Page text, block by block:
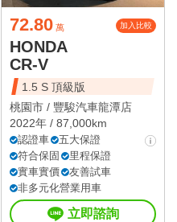
72.80 萬 加入比較
HONDA
CR-V
1.5 S 頂級版
桃園市 / 豐駿汽車龍潭店
2022年 / 87,000km
認證車
五大保證
符合保固
里程保證
實車實價
友善試車
非多元化營業用車
立即諮詢